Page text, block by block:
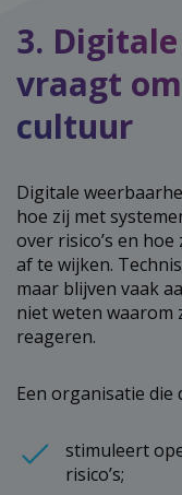
3.
vraagt
cultuur
Digitale
hoe zij met
over risico’s en
af te wijken.
maar blijven vaak
niet weten waarom
reageren.
Een organisatie die
stimuleert
risico’s;